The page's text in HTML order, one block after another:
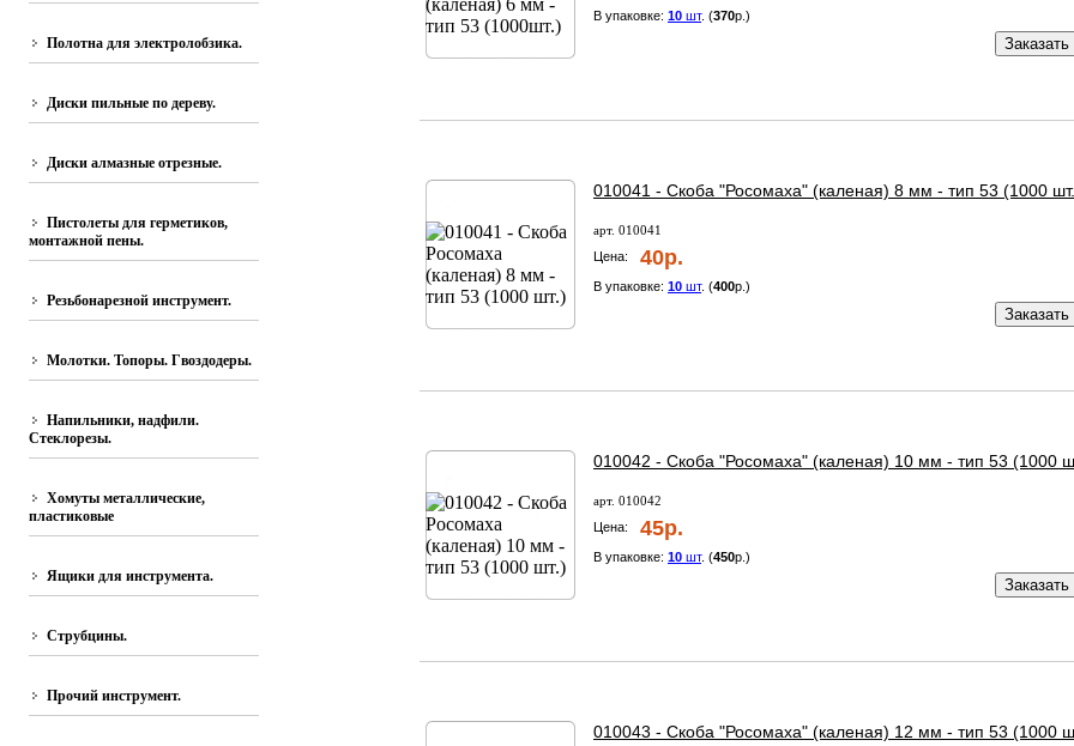
Полотна для электролобзика.
Диски пильные по дереву.
Диски алмазные отрезные.
Пистолеты для герметиков,
монтажной пены.
Резьбонарезной инструмент.
Молотки. Топоры. Гвоздодеры.
Напильники, надфили.
Стеклорезы.
Хомуты металлические,
пластиковые
Ящики для инструмента.
Струбцины.
Прочий инструмент.
В упаковке: 10 шт. (370р.)
Заказать
010041 - Скоба "Росомаха" (каленая) 8 мм - тип 53 (1000
арт. 010041
Цена:
40р.
В упаковке: 10 шт. (400р.)
Заказать
010042 - Скоба "Росомаха" (каленая) 10 мм - тип 53 (1000
арт. 010042
Цена:
45р.
В упаковке: 10 шт. (450р.)
Заказать
010043 - Скоба "Росомаха" (каленая) 12 мм - тип 53 (1000